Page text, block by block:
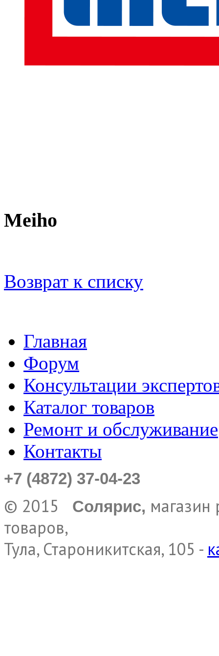
Meiho
Возврат к списку
Главная
Форум
Консультации
Каталог товаров
Ремонт и обслуживание
Контакты
+7 (4872) 37-04-23
© 2015 Солярис, магазин
товаров,
Тула, Староникитская, 105 -